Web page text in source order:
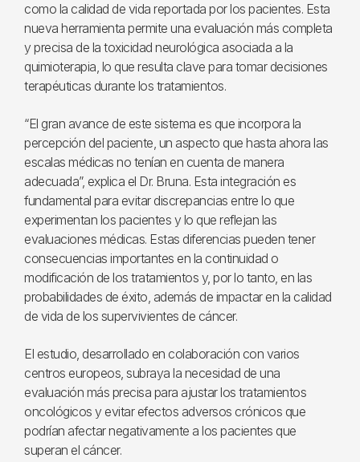
como la calidad de vida reportada por los pacientes. Esta
nueva herramienta permite una evaluación más completa
y precisa de la toxicidad neurológica asociada a la
quimioterapia, lo que resulta clave para tomar decisiones
terapéuticas durante los tratamientos.
“El gran avance de este sistema es que incorpora la
percepción del paciente, un aspecto que hasta ahora las
escalas médicas no tenían en cuenta de manera
adecuada”, explica el Dr. Bruna. Esta integración es
fundamental para evitar discrepancias entre lo que
experimentan los pacientes y lo que reflejan las
evaluaciones médicas. Estas diferencias pueden tener
consecuencias importantes en la continuidad o
modificación de los tratamientos y, por lo tanto, en las
probabilidades de éxito, además de impactar en la calidad
de vida de los supervivientes de cáncer.
El estudio, desarrollado en colaboración con varios
centros europeos, subraya la necesidad de una
evaluación más precisa para ajustar los tratamientos
oncológicos y evitar efectos adversos crónicos que
podrían afectar negativamente a los pacientes que
superan el cáncer.